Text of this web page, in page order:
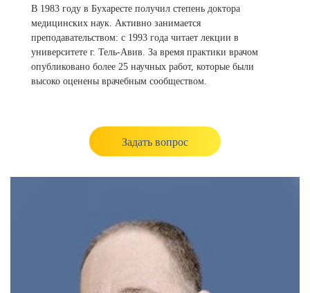
В 1983 году в Бухаресте получил степень доктора
медицинских наук. Активно занимается
преподавательством: с 1993 года читает лекции в
университете г. Тель-Авив. За время практики врачом
опубликовано более 25 научных работ, которые были
высоко оценены врачебным сообществом.
Задать вопрос